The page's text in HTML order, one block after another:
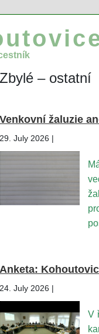
Zbylé – ostatní
Venkovní žaluzie
29. July 2026 |
Anketa:
24. July 2026 |
V